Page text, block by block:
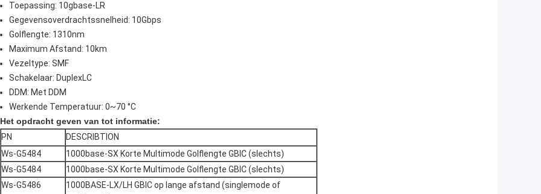
Toepassing: 10gbase-LR
Gegevensoverdrachtssnelheid: 10Gbps
Golflengte: 1310nm
Maximum Afstand: 10km
Vezeltype: SMF
Schakelaar: DuplexLC
DDM: Met DDM
Werkende Temperatuur: 0~70 °C
Het opdracht geven van tot informatie:
PN
DESCRIBTION
Ws-G5484
1000base-SX Korte Multimode Golflengte GBIC (slechts)
Ws-G5484
1000base-SX Korte Multimode Golflengte GBIC (slechts)
Ws-G5486
1000BASE-LX/LH GBIC op lange afstand (singlemode of